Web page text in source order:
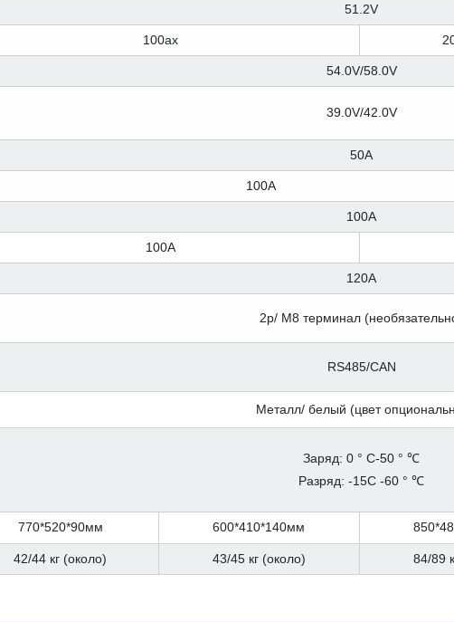
51.2V
100ах
54.0V/58.0V
39.0V/42.0V
50A
100A
100A
100A
120A
2p/ M8 терминал
RS485/CAN
Металл/ белый (цвет
Заряд: 0 ° C-50 ° ℃
Разряд: -15C -60 ° ℃
770*520*90мм 600*410*140мм
42/44 кг (около) 43/45 кг (около) 84/89